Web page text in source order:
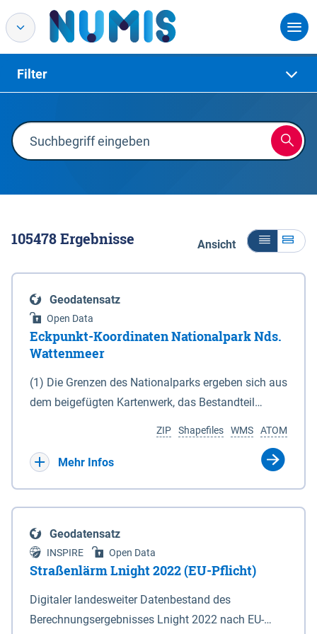
Filter
105478Ergebnisse Ansicht
Geodatensatz
Open Data
Eckpunkt-Koordinaten Nationalpark Nds.
Wattenmeer
(1) Die Grenzen des Nationalparks ergeben sich aus
dem beigefügten Kartenwerk, das Bestandteil
(DTK) im Maßstab 1 : 100 000 (Anlage 2), 2.
verkleinerte Amtliche Karte 1 : 5 000 (AK5) im
projizierte Koordinaten im Europäischen
Terrestrischen Referenzsystem 1989 (ETRS 89) mit
der Universalen Transversalen Mercator-Abbildung
bezogen auf die Zone 32 N (UTM 32N) dargestellt
(Anlage 4); Gleiches gilt für die geografischen
ATOM
WMS
Shapefiles
ZIP
Mehr Infos
Geodatensatz
INSPIRE Open Data
Straßenlärm Lnight 2022 (EU-Pflicht)
Digitaler landesweiter Datenbestand des
Berechnungsergebnisses Lnight 2022 nach EU-